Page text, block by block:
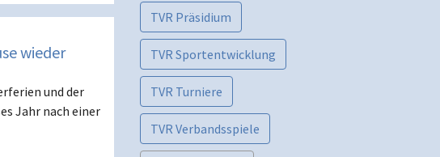
wieder
und der
Jahr nach einer
TVR Präsidium
TVR Sportentwicklung
TVR Turniere
TVR Verbandsspiele